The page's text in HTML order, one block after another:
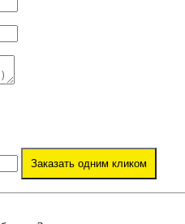
Заказать одним кликом